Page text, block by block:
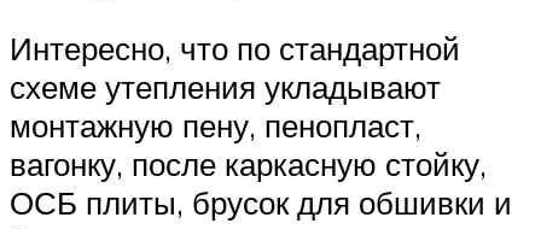
Интересно, что по стандартной
схеме утепления укладывают
монтажную пену, пенопласт,
вагонку, после каркасную стойку,
ОСБ плиты, брусок для обшивки и